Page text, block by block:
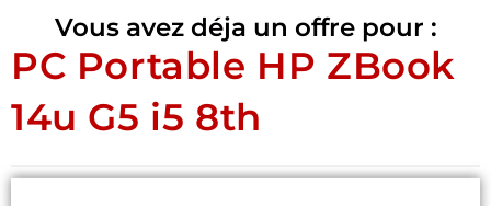
Vous avez déja un offre pour :
PC Portable HP ZBook
14u G5 i5 8th